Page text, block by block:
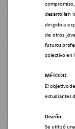
compromiso,
desarrollen
dirigido a ex
de otros jó
futuros
colectivo en
MÉTODO
El objetivo
estudiantes
Diseño
Se utilizó